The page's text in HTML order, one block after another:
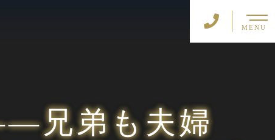
MENU
兄弟も夫婦